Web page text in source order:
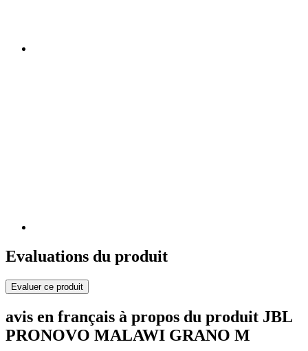
Evaluations du produit
Evaluer ce produit
avis en français à propos du produit JBL
PRONOVO MALAWI GRANO M